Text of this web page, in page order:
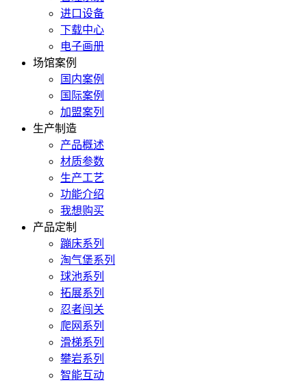
进口设备
下载中心
电子画册
场馆案例
国内案例
国际案例
加盟案列
生产制造
产品概述
材质参数
生产工艺
功能介绍
我想购买
产品定制
蹦床系列
淘气堡系列
球池系列
拓展系列
忍者闯关
爬网系列
滑梯系列
攀岩系列
智能互动